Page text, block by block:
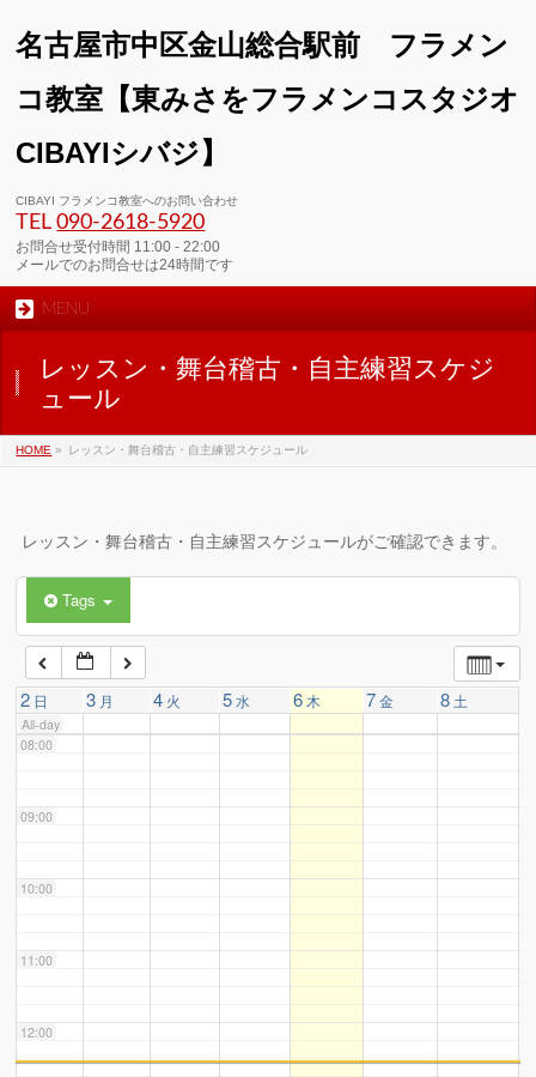
名古屋市中区金山総合駅前 フラメン
コ教室【東みさをフラメンコスタジオ
CIBAYIシバジ】
CIBAYI フラメンコ教室へのお問い合わせ
TEL090-2618‐5920
お問合せ受付時間 11:00 - 22:00
メールでのお問合せは24時間です
MENU
レッスン・舞台稽古・自主練習スケジ
ュール
HOME » レッスン・舞台稽古・自主練習スケジュール
レッスン・舞台稽古・自主練習スケジュールがご確認できます。
Tags
2 日 3 月 4 火 5水 6 木 7金 8 土
All-day
01:00
02:00
03:00
04:00
06:00
07:00
08:00
09:00
10:00
11:00
12:00